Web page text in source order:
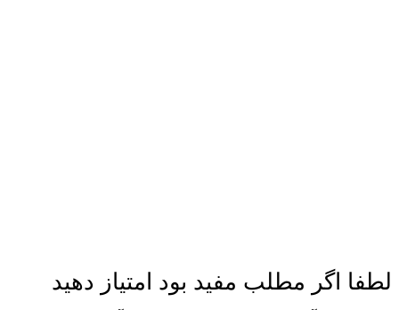
لطفا اگر مطلب مفید بود امتیاز دهید